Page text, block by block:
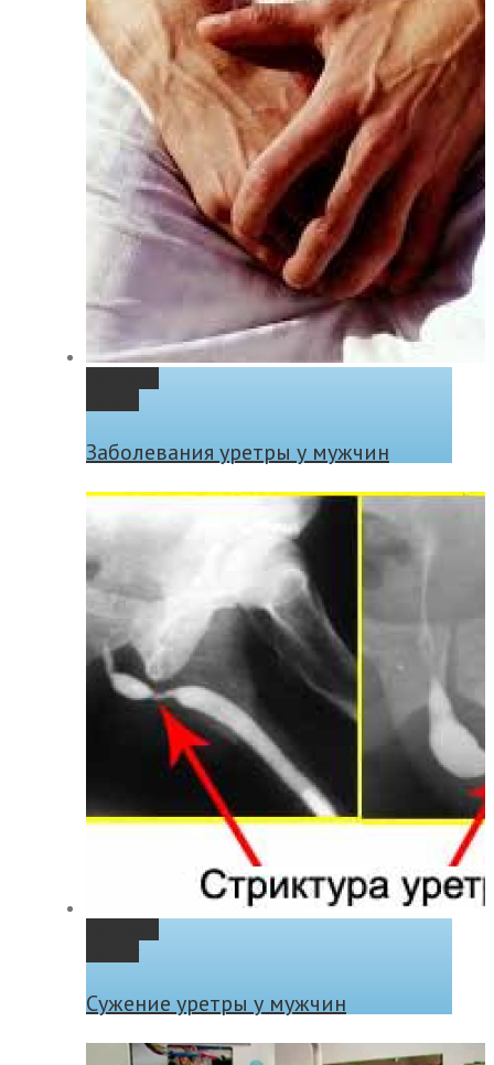
Заболевания уретры у мужчин
Сужение уретры у мужчин